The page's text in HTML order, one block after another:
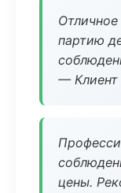
партию
— Клиент
цены.